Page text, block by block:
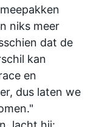
niks meer
dat de
kan
en
dus laten we